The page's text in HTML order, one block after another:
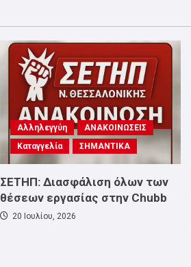
Αλληλεγγύη
ΑΝΑΚΟΙΝΩΣΕΙΣ
Καταγγελία
ΣΗΜΑΝΤΙΚΑ
ΣΕΤΗΠ: Διασφάλιση όλων των
θέσεων εργασίας στην Chubb
20 Ιουλίου, 2026